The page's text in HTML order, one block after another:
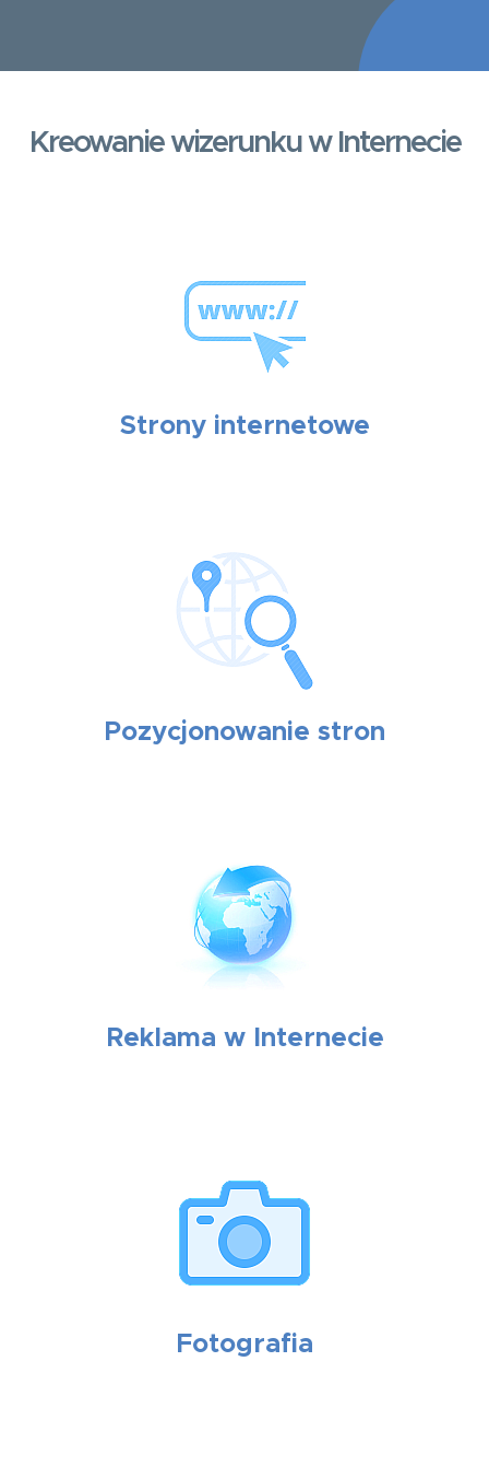
Kreowanie wizerunku w Internecie
Strony internetowe
Pozycjonowanie stron
Reklama w Internecie
Fotografia